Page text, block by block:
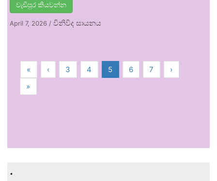
වැඩිපුර කියවන්න
April 7, 2026 / විනිවිද සායනය
« ‹ 3 4 5 6 7
›
»
.